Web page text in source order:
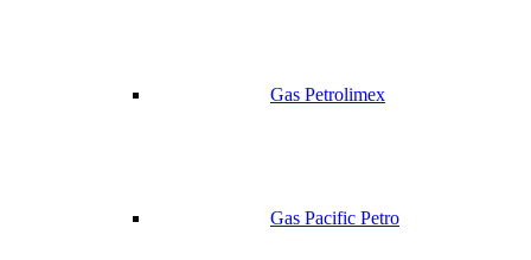
Gas Petrolimex
Gas Pacific Petro